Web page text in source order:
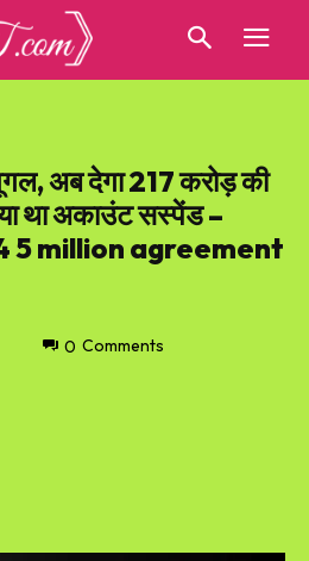
अब देगा 217 करोड़ की
था अकाउंट सस्पेंड –
5 million agreement
0 Comments